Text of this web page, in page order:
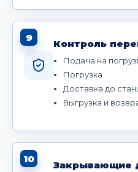
9
Контроль
Подача на
Погрузка
Доставка до
Выгрузка и
10
Закрывающие